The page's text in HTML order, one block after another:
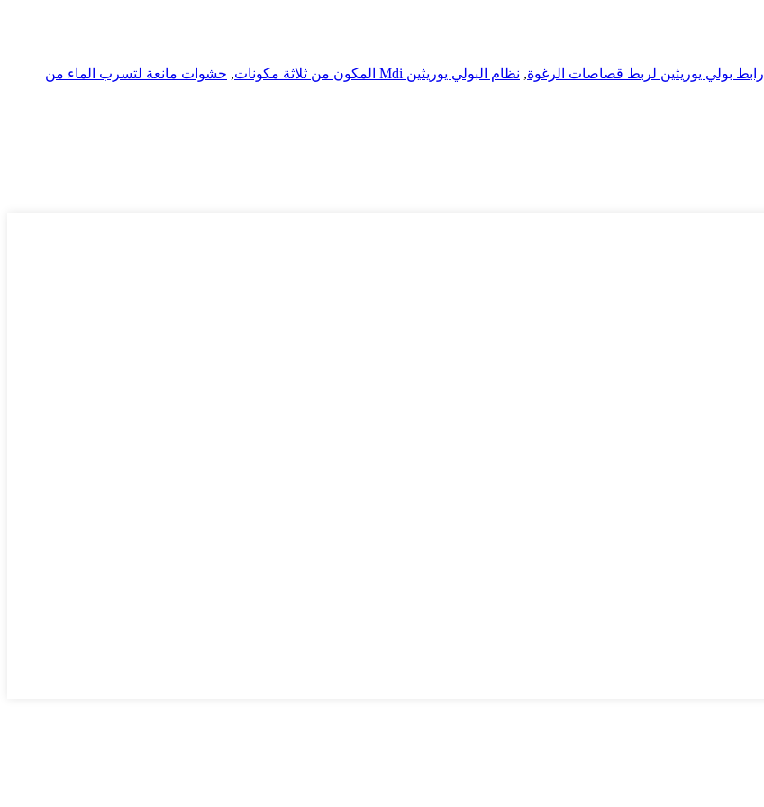
رابط بولي يوريثين لربط قصاصات الرغوة, نظام البولي يوريثين Mdi المكون من ثلاثة مكونات , حشوات مانعة لتسرب الماء من